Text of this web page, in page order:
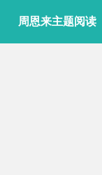
周恩来主题阅读